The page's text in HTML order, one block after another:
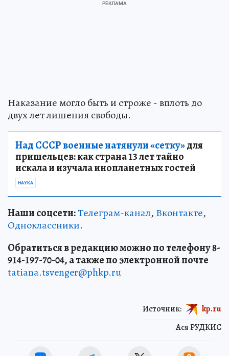
Наказание могло быть и строже - вплоть до
двух лет лишения свободы.
Над СССР военные натянули «сетку»для
пришельцев: как страна 13 лет тайно
искала и изучала инопланетных гостей
НАУКА
Наши соцсети:Телеграм-канал, Вконтакте,
Одноклассники.
Обратиться в редакцию можно по телефону 8-
914-197-70-04, а также по электронной почте
tatiana.tsvenger@phkp.ru
Ася РУДКИС
Источник: kp.ru